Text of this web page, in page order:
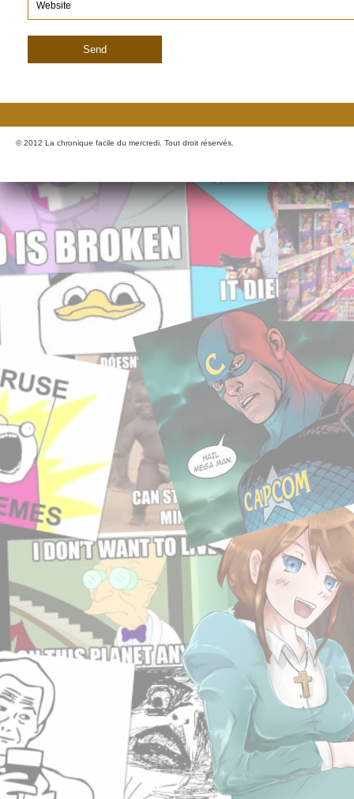
© 2012 La chronique facile du mercredi. Tout droit réservés.